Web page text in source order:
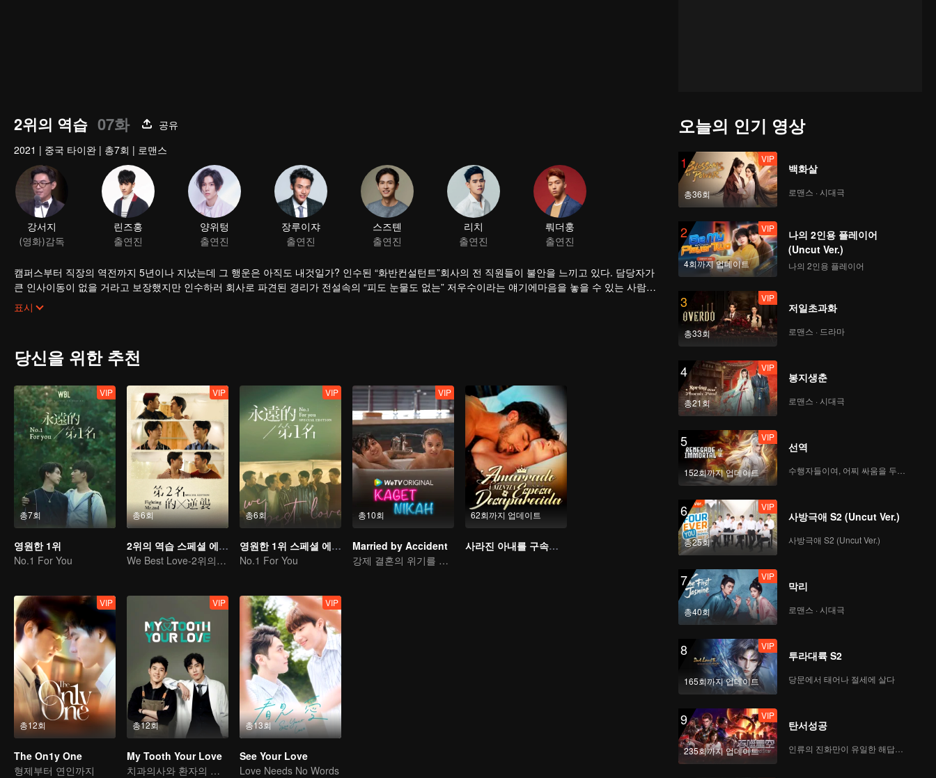
2위의 역습 07화
공유
2021 | 중국 타이완 | 총7회 | 로맨스
강서지
(영화)감독
린즈홍
출연진
양위텅
출연진
장루이쟈
출연진
스즈톈
출연진
리치
출연진
뤄더훙
출연진
캠퍼스부터 직장의 역전까지 5년이나 지났는데 그 행운은 아직도 내것일가? 인수된 “화반컨설턴트”회사의 전 직원들이 불안을 느끼고 있다. 담당자가
큰 인사이동이 없을 거라고 보장했지만 인수하러 회사로 파견된 경리가 전설속의 “피도 눈물도 없는” 저우수이라는 얘기에마음을 놓을 수 있는 사람이
없다.
저우수이는 여유 넘치는 가오스더를 노여보았다. 5년 동안 소년은 남자로 성장하였고 저우수이도 어린 시절의 감정을 알아차리고 드디어 이 마음을 포
기하기로 한다. 하지만 5년 후, 원수는 외나무다리에서 만난다더니 가오스더가 자신이 인수할 회사의 사장님일 줄이야. 매정하고 양심도 없는 그놈에게
표시
당신을 위한 추천
총7회
VIP
영원한 1위
No.1 For You
총6회
VIP
2위의 역습 스페셜 에디션
We Best Love-2위의 역습
총6회
VIP
영원한 1위 스페셜 에디션
No.1 For You
총10회
VIP
Married by Accident
강제 결혼의 위기를 넘을 수 있을까?
62회까지 업데이트
사라진 아내를 구속한다
총12회
VIP
The On1y One
형제부터 연인까지
총12회
VIP
My Tooth Your Love
치과의사와 환자의 사랑 이야기
총13회
VIP
See Your Love
Love Needs No Words
오늘의 인기 영상
1
총36회
VIP
백화살
로맨스 · 시대극
2
4회까지 업데이트
VIP
나의 2인용 플레이어
(Uncut Ver.)
나의 2인용 플레이어
3
총33회
VIP
저일초과화
로맨스 · 드라마
4
총21회
VIP
봉지생춘
로맨스 · 시대극
5
152회까지 업데이트
VIP
선역
6
총25회
VIP
사방극애 S2 (Uncut Ver.)
사방극애 S2 (Uncut Ver.)
7
총40회
VIP
막리
로맨스 · 시대극
8
165회까지 업데이트
VIP
투라대륙 S2
당문에서 태어나 절세에 살다
9
235회까지 업데이트
VIP
탄서성공
인류의 진화만이 유일한 해답이다